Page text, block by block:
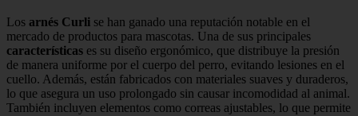
Los arnés Curli se han ganado una reputación notable en el
mercado de productos para mascotas. Una de sus principales
características es su diseño ergonómico, que distribuye la presión
de manera uniforme por el cuerpo del perro, evitando lesiones en el
cuello. Además, están fabricados con materiales suaves y duraderos,
lo que asegura un uso prolongado sin causar incomodidad al animal.
También incluyen elementos como correas ajustables, lo que permite